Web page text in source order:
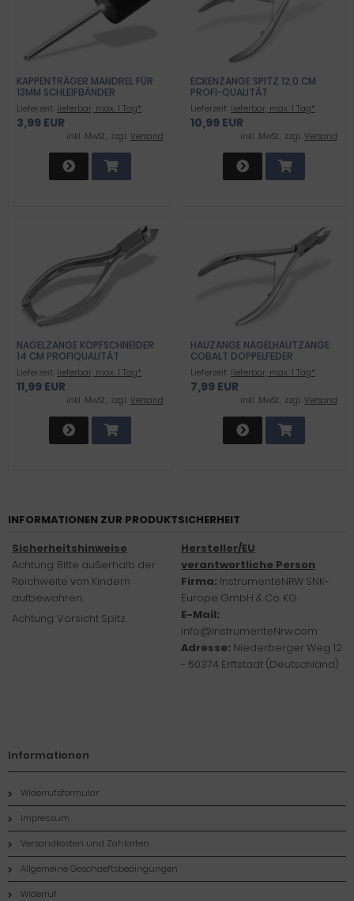
KAPPENTRÄGER MANDREL FÜR
13MM SCHLEIFBÄNDER
SCHLEIFKAPPEN
Lieferzeit: lieferbar, max. 1 Tag*
3,99 EUR
inkl .MwSt., zzgl. Versand
ECKENZANGE SPITZ 12,0 CM
PROFI-QUALITÄT
Lieferzeit: lieferbar, max. 1 Tag*
10,99 EUR
inkl .MwSt., zzgl. Versand
NAGELZANGE KOPFSCHNEIDER
14 CM PROFIQUALITÄT
Lieferzeit: lieferbar, max. 1 Tag*
11,99 EUR
inkl .MwSt., zzgl. Versand
HAUZANGE NAGELHAUTZANGE
COBALT DOPPELFEDER
Lieferzeit: lieferbar, max. 1 Tag*
7,99 EUR
inkl .MwSt., zzgl. Versand
INFORMATIONEN ZUR PRODUKTSICHERHEIT
Sicherheitshinweise
Achtung: Bitte außerhalb der
Reichweite von Kindern
aufbewahren.
Hersteller/EU
verantwortliche Person
Firma: InstrumenteNRW SNK-
Europe GmbH & Co. KG
E-Mail:
info@InstrumenteNrw.com
Adresse: Niederberger Weg 12
- 50374 Erftstadt (Deutschland)
Achtung: Vorsicht Spitz.
Informationen
Widerrufsformular
Impressum
Versandkosten und Zahlarten
Allgemeine Geschaeftsbedingungen
Widerruf